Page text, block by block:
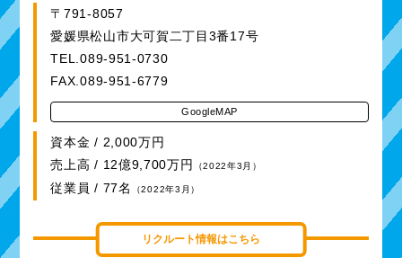
〒791-8057
愛媛県松山市大可賀二丁目3番17号
TEL.089-951-0730
FAX.089-951-6779
GoogleMAP
資本金 / 2,000万円
売上高 / 12億9,700万円
（2022年3月）
従業員 / 77名 （2022年3月）
リクルート情報はこちら